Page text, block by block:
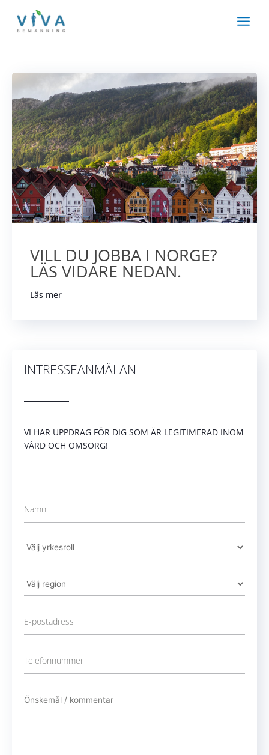
innehåll
VILL DU JOBBA I NORGE?
LÄS VIDARE NEDAN.
Läs mer
INTRESSEANMÄLAN
VI HAR UPPDRAG FÖR DIG SOM ÄR LEGITIMERAD INOM
VÅRD OCH OMSORG!